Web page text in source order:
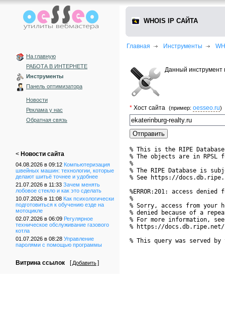
На главную
РАБОТА В ИНТЕРНЕТЕ
Инструменты
Панель оптимизатора
Новости
Реклама у нас
Обратная связь
< Новости сайта
04.08.2026 в 09:12 Компьютеризация
швейных машин: технологии, которые
делают шитьё точнее и удобнее
21.07.2026 в 11:33 Зачем менять
лобовое стекло и как это сделать
10.07.2026 в 11:08 Как психологически
подготовиться к обучению езде на
мотоцикле
02.07.2026 в 06:09 Регулярное
техническое обслуживание газового
котла
01.07.2026 в 08:28 Управление
паролями с помощью программы
Витрина ссылок [ Добавить]
WHOIS IP САЙТА
Главная Инструменты
Данный инструмент
* Хост сайта (пример: oesseo.ru)
% This is the RIPE
% The objects are in RPSL
%
% The RIPE Database is
% See https://
%ERROR:201: access
%
% Sorry, access from your
% denied because of a
% For more information, see
% https://docs.db.ripe.net/
% This query was served by